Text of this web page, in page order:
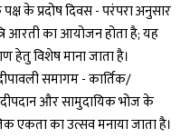
पक्ष के प्रदोष दिवस - परंपरा अनुसार
आरती का आयोजन होता है; यह
हेतु विशेष माना जाता है।
समागम - कार्तिक/
और सामुदायिक भोज के
एकता का उत्सव मनाया जाता है।